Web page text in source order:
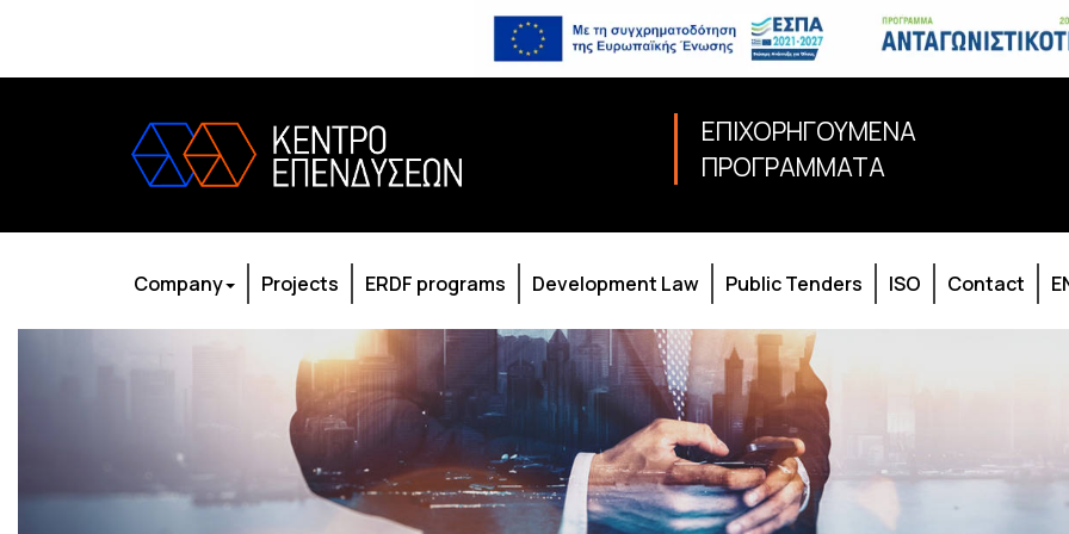
ΕΠΙΧΟΡΗΓΟΥΜΕΝΑ
ΠΡΟΓΡΑΜΜΑΤΑ
Company Projects ERDF programs Development Law Public Tenders ISO Contact